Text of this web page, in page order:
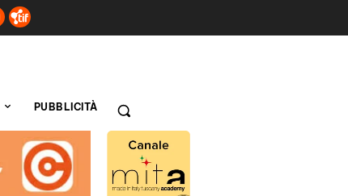
PUBBLICITÀ